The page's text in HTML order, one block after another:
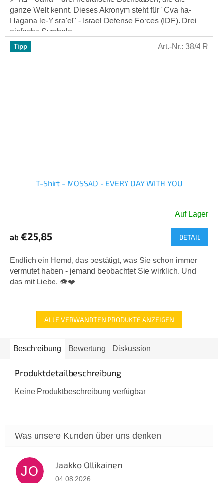
von
5
Sternen.
ganze Welt kennt. Dieses Akronym steht für "Cva ha-
Hagana le-Yisra'el" - Israel Defense Forces (IDF). Drei
einfache Symbole,...
Tipp
T-Shirt - MOSSAD - EVERY DAY WITH YOU
Produktbewertung
5,0
von
5
Auf Lager
ab €25,85 DETAIL
Endlich ein Hemd, das bestätigt, was Sie schon immer
vermutet haben - jemand beobachtet Sie wirklich. Und
das mit Liebe. 👁️❤️
Art.-Nr.: 38/4 R
ALLE VERWANDTEN PRODUKTE ANZEIGEN
Beschreibung Bewertung Diskussion
Produktdetailbeschreibung
Keine Produktbeschreibung verfügbar
JO Jaakko Ollikainen
Die Shop-Bewertung beträgt 5 von 5 Sternen.
04.08.2026